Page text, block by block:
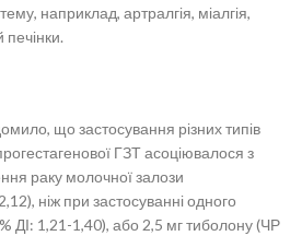
наприклад, артралгія, міалгія,
печінки.
що застосування різних типів
ГЗТ асоціювалося з
раку молочної залози
ніж при застосуванні одного
ДІ: 1,21-1,40), або 2,5 мг тиболону (ЧР